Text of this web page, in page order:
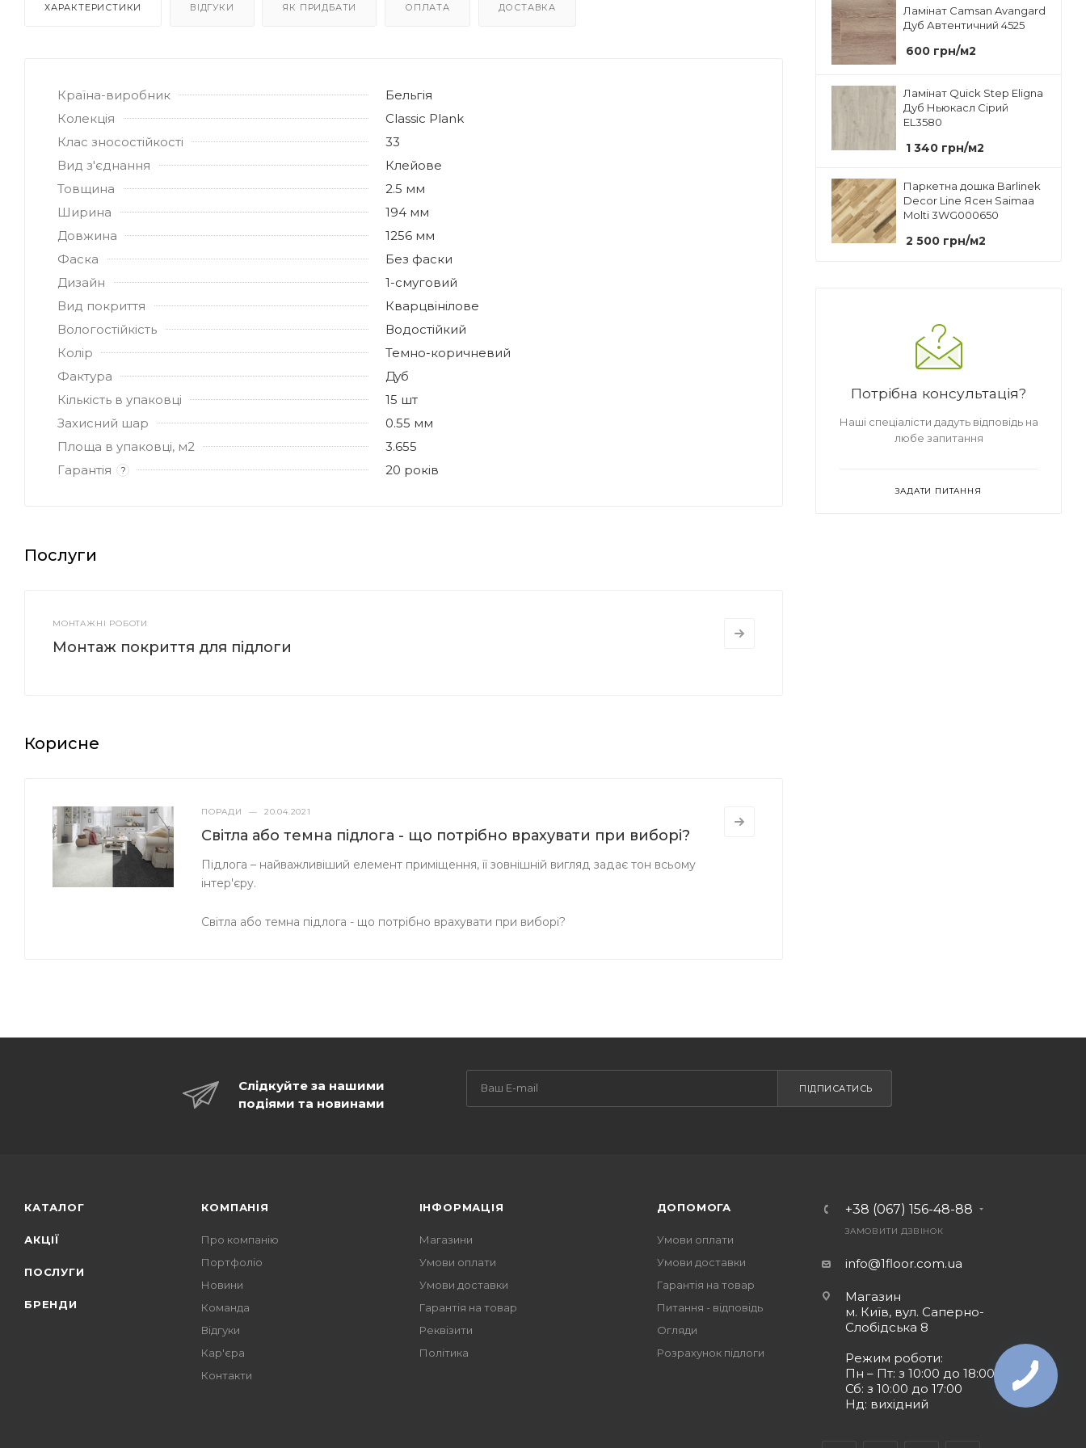
ХАРАКТЕРИСТИКИ ВІДГУКИ ЯК ПРИДБАТИ ОПЛАТА ДОСТАВКА
Країна-виробник
Бельгія
Колекція
Classic Plank
Клас зносостійкості
33
Вид з'єднання
Клейове
Товщина
2.5 мм
Ширина
194 мм
Довжина
1256 мм
Фаска
Без фаски
Дизайн
1-смуговий
Вид покриття
Кварцвінілове
Вологостійкість
Водостійкий
Колір
Темно-коричневий
Фактура
Дуб
Кількість в упаковці
15 шт
Захисний шар
0.55 мм
Площа в упаковці, м2
3.655
Гарантія
? 20 років
Послуги
МОНТАЖНІ РОБОТИ
Монтаж покриття для підлоги
Корисне
ПОРАДИ — 20.04.2021
Світла або темна підлога - що потрібно врахувати при виборі?
Підлога – найважливіший елемент приміщення, її зовнішній вигляд задає тон всьому
інтер'єру.
Світла або темна підлога - що потрібно врахувати при виборі?
Ламінат Camsan Avangard
Дуб Автентичний 4525
600 грн/м2
Ламінат Quick Step Eligna
Дуб Ньюкасл Сірий
EL3580
1 340 грн/м2
Паркетна дошка Barlinek
Decor Line Ясен Saimaa
Molti 3WG000650
2 500 грн/м2
Потрібна консультація?
Наші спеціалісти дадуть відповідь на
любе запитання
ЗАДАТИ ПИТАННЯ
Слідкуйте за нашими
подіями та новинами
ПІДПИСАТИСЬ
КАТАЛОГ
АКЦІЇ
ПОСЛУГИ
БРЕНДИ
КОМПАНІЯ
Про компанію
Портфоліо
Новини
Команда
Відгуки
Кар'єра
Контакти
ІНФОРМАЦІЯ
Магазини
Умови оплати
Умови доставки
Гарантія на товар
Реквізити
Політика
ДОПОМОГА
Умови оплати
Умови доставки
Гарантія на товар
Питання - відповідь
Огляди
Розрахунок підлоги
+38 (067) 156-48-88
ЗАМОВИТИ ДЗВІНОК
info@1floor.com.ua
Магазин
м. Київ, вул. Саперно-
Слобідська 8
Режим роботи:
Пн – Пт: з 10:00 до 18:00
Сб: з 10:00 до 17:00
Нд: вихідний